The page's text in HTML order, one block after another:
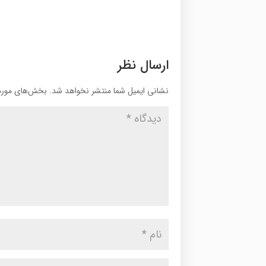
ارسال نظر
نشانی ایمیل شما منتشر نخواهد شد. بخش‌های